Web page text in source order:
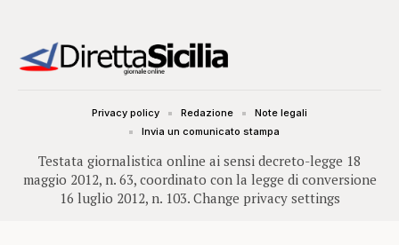
Testata giornalistica online ai sensi decreto-legge 18
maggio 2012, n. 63, coordinato con la legge di conversione
16 luglio 2012, n. 103. Change privacy settings
Privacy policy Redazione
Note legali
Invia un comunicato stampa